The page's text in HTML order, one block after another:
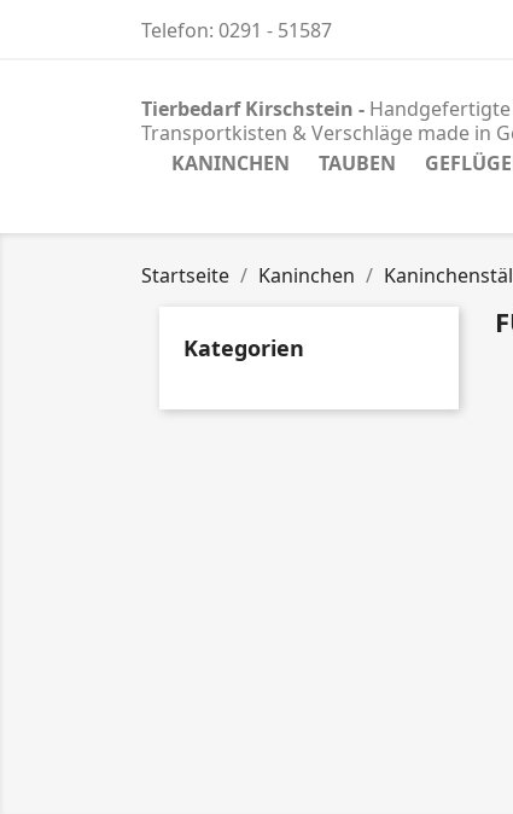
Telefon: 0291 - 51587
Tierbedarf Kirschstein - Handgefertigte
Transportkisten & Verschläge made in
KANINCHEN TAUBEN
Startseite Kaninchen
Kategorien